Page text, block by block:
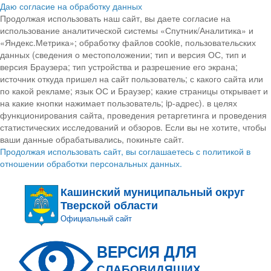
Даю согласие на обработку данных
Продолжая использовать наш сайт, вы даете согласие на
использование аналитической системы «Спутник/Аналитика» и
«Яндекс.Метрика»; обработку файлов cookie, пользовательских
данных (сведения о местоположении; тип и версия ОС, тип и
версия Браузера; тип устройства и разрешение его экрана;
источник откуда пришел на сайт пользователь; с какого сайта или
по какой рекламе; язык ОС и Браузер; какие страницы открывает и
на какие кнопки нажимает пользователь; ip-адрес). в целях
функционирования сайта, проведения ретаргетинга и проведения
статистических исследований и обзоров. Если вы не хотите, чтобы
ваши данные обрабатывались, покиньте сайт.
Продолжая использовать сайт, вы соглашаетесь с политикой в
отношении обработки персональных данных.